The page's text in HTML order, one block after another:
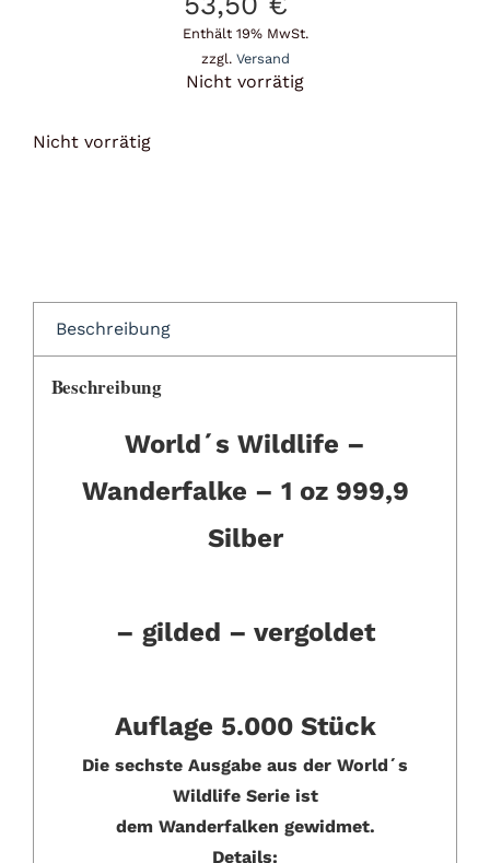
Enthält 19% MwSt.
zzgl. Versand
Nicht vorrätig
Nicht vorrätig
Beschreibung
Beschreibung
World´s Wildlife –
Wanderfalke – 1 oz 999,9
Silber
– gilded – vergoldet
Auflage 5.000 Stück
Die sechste Ausgabe aus der World´s
Wildlife Serie ist
dem Wanderfalken gewidmet.
Details: